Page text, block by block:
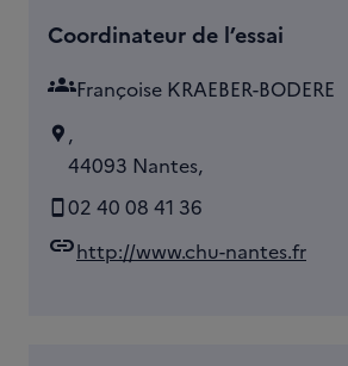
Coordinateur de l’essai
groupsFrançoise KRAEBER-BODERE
,
44093 Nantes,
02 40 08 41 36
linkhttp://www.chu-nantes.fr